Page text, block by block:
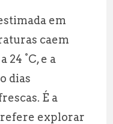
em
caem
24 °C, e a
dias
É a
explorar